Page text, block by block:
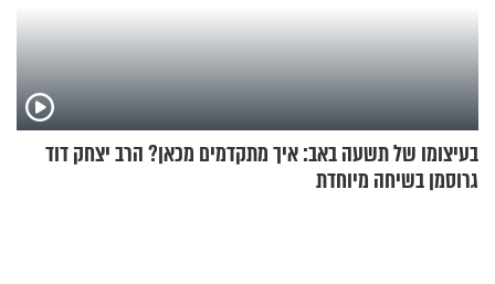
בעיצומו של תשעה באב: איך מתקדמים מכאן? הרב יצחק דוד
גרוסמן בשיחה מיוחדת